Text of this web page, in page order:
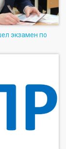
экзамен по